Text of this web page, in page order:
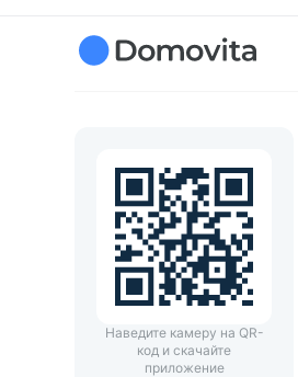
Наведите камеру на QR-
код и скачайте
приложение